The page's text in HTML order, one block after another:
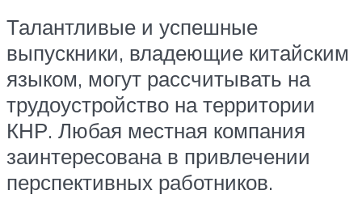
Талантливые и успешные
выпускники, владеющие китайским
языком, могут рассчитывать на
трудоустройство на территории
КНР. Любая местная компания
заинтересована в привлечении
перспективных работников.